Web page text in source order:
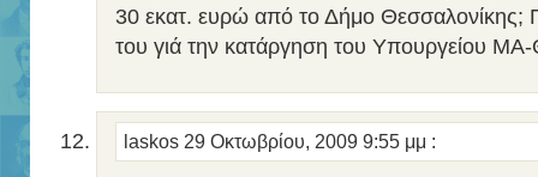
30 εκατ. ευρώ από το Δήμο Θεσσαλονίκης;
του γιά την κατάργηση του Υπουργείου
laskos 29 Οκτωβρίου, 2009 9:55 μμ :